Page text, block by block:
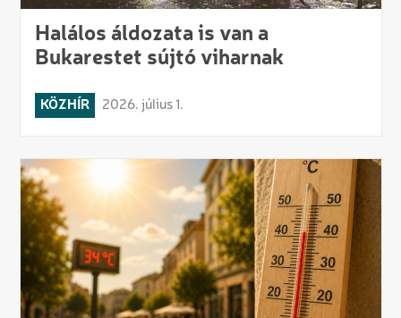
Halálos áldozata is van a
Bukarestet sújtó viharnak
KÖZHÍR 2026. július 1.